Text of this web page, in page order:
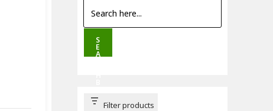
S
E
A
T
T
Filter products